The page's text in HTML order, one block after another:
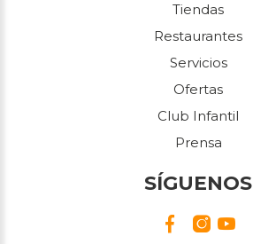
Tiendas
Restaurantes
Servicios
Ofertas
Club Infantil
Prensa
SÍGUENOS